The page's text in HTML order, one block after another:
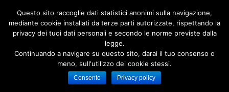
GRAZIA DI MICHELE – GRAZIA DI
MICHELE
(è autore di testo e musica di “Giuramenti” e
“Nascondi il tuo amore”) – Wea
FABRIZIO DE ANDRE’ – FABRIZIO DE
ANDRE’ CONCERTI
Questo sito raccoglie dati statistici anonimi sulla navigazione,
mediante cookie installati da terze parti autorizzate, rispettando la
privacy dei tuoi dati personali e secondo le norme previste dalla
legge.
Continuando a navigare su questo sito, darai il tuo consenso o
meno, sull'utilizzo dei cookie stessi.
Consento Privacy policy